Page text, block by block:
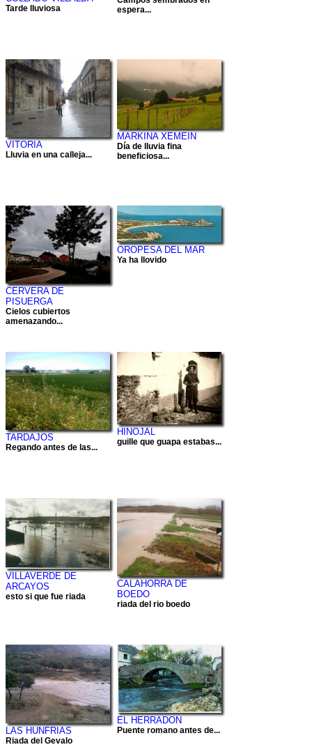
Tarde lluviosa
espera...
VITORIA
Lluvia en una calleja...
MARKINA XEMEIN
Día de lluvia fina
beneficiosa...
CERVERA DE
PISUERGA
Cielos cubiertos
amenazando...
OROPESA DEL MAR
Ya ha llovido
TARDAJOS
Regando antes de las...
HINOJAL
guille que guapa estabas...
VILLAVERDE DE
ARCAYOS
esto si que fue riada
CALAHORRA DE
BOEDO
riada del rio boedo
LAS HUNFRIAS
Riada del Gevalo
EL HERRADON
Puente romano antes de...